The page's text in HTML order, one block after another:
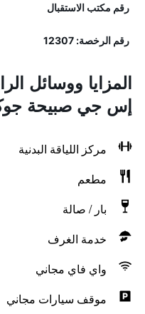
رقم مكتب الاستقبال
رقم الرخصة: 12307
المزايا ووسائل
إس جي صبيحة
مركز اللياقة البدنية
مطعم
بار / صالة
خدمة الغرف
واي فاي مجاني
موقف سيارات مجاني